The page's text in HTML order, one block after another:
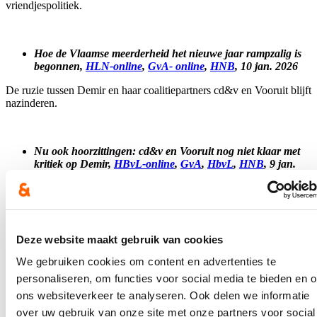
Deze website maakt gebruik van cookies
We gebruiken cookies om content en advertenties te
personaliseren, om functies voor social media te bieden en
ons websiteverkeer te analyseren. Ook delen we informatie
over uw gebruik van onze site met onze partners voor social
vriendjespolitiek.
Hoe de Vlaamse meerderheid het nieuwe jaar rampzalig is
begonnen, HLN-online, GvA- online, HNB, 10 jan. 2026
De ruzie tussen Demir en haar coalitiepartners cd&v en Vooruit blijft
nazinderen.
Nu ook hoorzittingen: cd&v en Vooruit nog niet klaar met
kritiek op Demir, HBvL-online, GvA, HbvL, HNB, 9 jan.
"Uw bewering dat N-VA strijdt voor de happy few vergeef ik u
nooit meer." Dat sneerde de onderwijsminister naar Hannelore
Onderwijsminister zal vandaag in parlement ook achter
omstreden subsidies blijven staan- Waarom Demir zo graag
met centrum van Tim Surma in zee wil,DM, GvA-online,
HNB-online, GvA ,HNB,DM-online, 8 jan. 2026